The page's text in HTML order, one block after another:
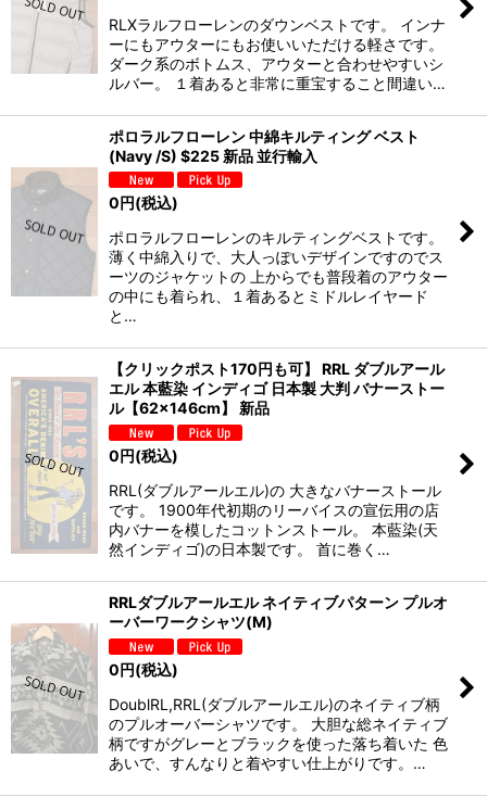
RLXラルフローレンのダウンベストです。 インナ
ーにもアウターにもお使いいただける軽さです。
ダーク系のボトムス、アウターと合わせやすいシ
ルバー。 １着あると非常に重宝すること間違い…
ポロラルフローレン 中綿キルティング ベスト
(Navy /S) $225 新品 並行輸入
0 円(税込)
ポロラルフローレンのキルティングベストです。
薄く中綿入りで、大人っぽいデザインですのでス
ーツのジャケットの 上からでも普段着のアウター
の中にも着られ、１着あるとミドルレイヤード
と…
【クリックポスト170円も可】 RRL ダブルアール
エル 本藍染 インディゴ 日本製 大判 バナーストー
ル【62×146cm】 新品
0円(税込)
RRL(ダブルアールエル)の 大きなバナーストール
です。 1900年代初期のリーバイスの宣伝用の店
内バナーを模したコットンストール。 本藍染(天
然インディゴ)の日本製です。 首に巻く…
RRLダブルアールエル ネイティブパターン プルオ
ーバーワークシャツ(M)
0円(税込)
DoublRL,RRL(ダブルアールエル)のネイティブ柄
のプルオーバーシャツです。 大胆な総ネイティブ
柄ですがグレーとブラックを使った落ち着いた 色
あいで、すんなりと着やすい仕上がりです。…